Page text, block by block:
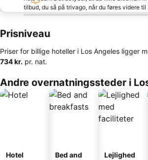
tilbud, du så på trivago, når du føres videre
Prisniveau
Priser for billige hoteller i Los Angeles ligger
‎734 kr. pr. nat.
Andre overnatningssteder i
Hotel
Bed and
Lejlighed